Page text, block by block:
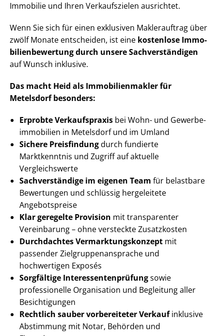
Immobilie und Ihren Verkaufszielen ausrichtet.
Wenn Sie sich für einen exklusiven Maklerauftrag über
zwölf Monate entscheiden, ist eine kostenlose Im­mo­
bi­li­en­be­wer­tung durch unsere Sach­ver­stän­di­gen
auf Wunsch inklusive.
Das macht Heid als Im­mo­bi­li­en­mak­ler für
Metelsdorf besonders:
Erprobte Verkaufspraxis bei Wohn- und Ge­wer­be­
im­mo­bi­li­en in Metelsdorf und im Umland
Sichere Preisfindungdurch fundierte
Marktkenntnis und Zugriff auf aktuelle
Vergleichswerte
Sachverständige im eigenen Team für belastbare
Bewertungen und schlüssig hergeleitete
Angebotspreise
Klar geregelte Provision mit transparenter
Vereinbarung – ohne versteckte Zusatzkosten
Durchdachtes Ver­mark­tungs­kon­zept mit
passender Ziel­grup­pen­an­spra­che und
hochwertigen Exposés
Sorgfältige In­ter­es­sen­ten­prü­fungsowie
professionelle Organisation und Begleitung aller
Besichtigungen
Rechtlich sauber vorbereiteter Verkaufinklusive
Abstimmung mit Notar, Behörden und